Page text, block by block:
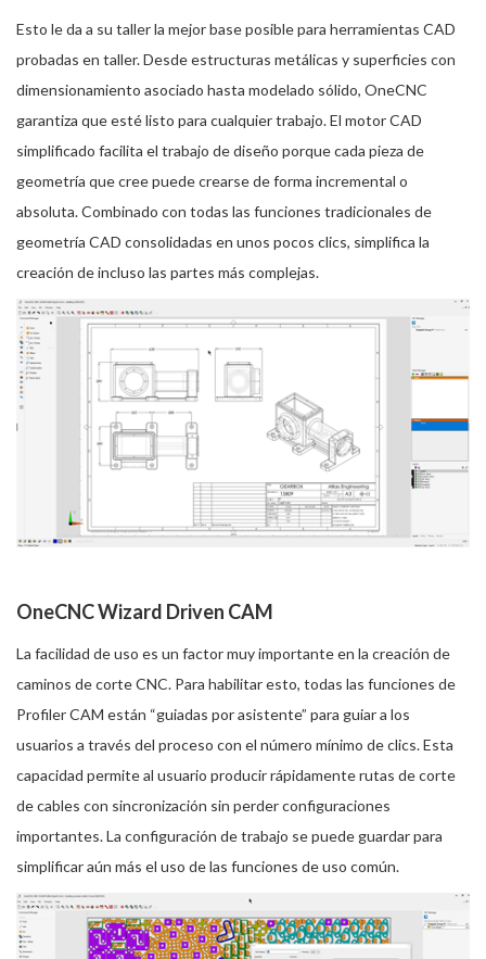
Esto le da a su taller la mejor base posible para herramientas CAD
probadas en taller. Desde estructuras metálicas y superficies con
dimensionamiento asociado hasta modelado sólido, OneCNC
garantiza que esté listo para cualquier trabajo. El motor CAD
simplificado facilita el trabajo de diseño porque cada pieza de
geometría que cree puede crearse de forma incremental o
absoluta. Combinado con todas las funciones tradicionales de
geometría CAD consolidadas en unos pocos clics, simplifica la
creación de incluso las partes más complejas.
OneCNC Wizard Driven CAM
La facilidad de uso es un factor muy importante en la creación de
caminos de corte CNC. Para habilitar esto, todas las funciones de
Profiler CAM están “guiadas por asistente” para guiar a los
usuarios a través del proceso con el número mínimo de clics. Esta
capacidad permite al usuario producir rápidamente rutas de corte
de cables con sincronización sin perder configuraciones
importantes. La configuración de trabajo se puede guardar para
simplificar aún más el uso de las funciones de uso común.